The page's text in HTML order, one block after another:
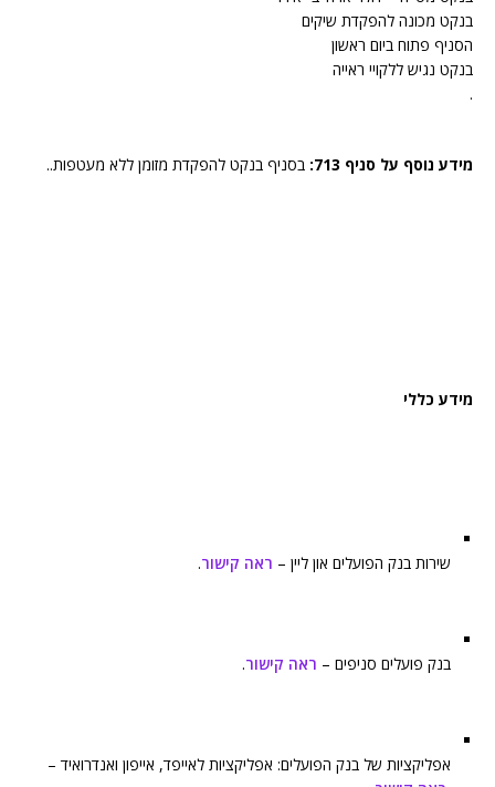
בנקט מכונה להפקדת שיקים
הסניף פתוח ביום ראשון
בנקט נגיש ללקויי ראייה
.
מידע נוסף על סניף 713: בסניף בנקט להפקדת מזומן ללא מעטפות..
מידע כללי
שירות בנק הפועלים און ליין – ראה קישור.
בנק פועלים סניפים – ראה קישור.
אפליקציות של בנק הפועלים: אפליקציות לאייפד, אייפון ואנדרואיד –